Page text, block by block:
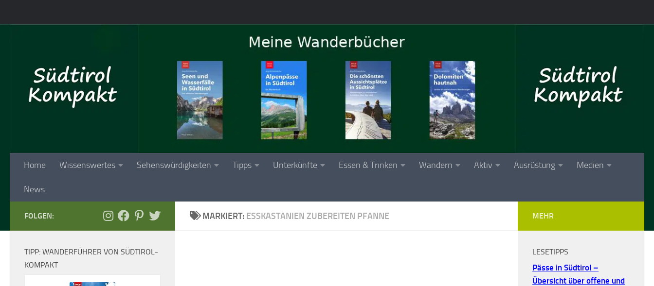
Home Wissenswertes Sehenswürdigkeiten Tipps Unterkünfte Essen & Trinken Wandern Aktiv Ausrüstung Medien
News
MARKIERT: ESSKASTANIEN ZUBEREITEN PFANNE
FOLGEN:
TIPP: WANDERFÜHRER VON SÜDTIROL-
KOMPAKT
MEHR
LESETIPPS
Pässe in Südtirol –
Übersicht über offene und